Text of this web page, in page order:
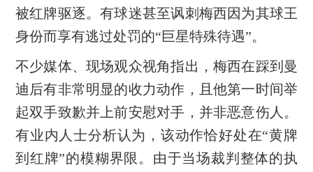
被红牌驱逐。有球迷甚至讽刺梅西因为其球王
身份而享有逃过处罚的“巨星特殊待遇”。
不少媒体、现场观众视角指出，梅西在踩到曼
迪后有非常明显的收力动作，且他第一时间举
起双手致歉并上前安慰对手，并非恶意伤人。
有业内人士分析认为，该动作恰好处在“黄牌
到红牌”的模糊界限。由于当场裁判整体的执